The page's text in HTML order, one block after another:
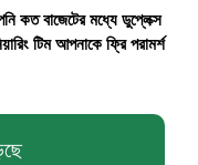
কত বাজেটের মধ্যে ডুপ্লেক্স
টিম আপনাকে ফ্রি পরামর্শ